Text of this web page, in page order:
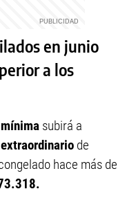
en junio
a los
subirá a
de
hace más de